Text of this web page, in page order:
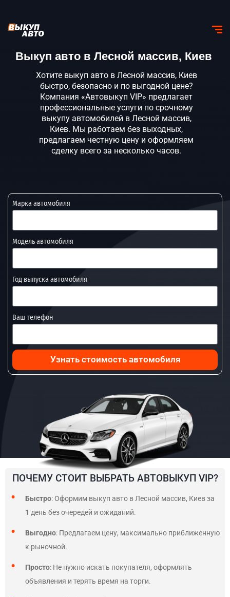
Выкуп авто в Лесной массив, Киев
Хотите выкуп авто в Лесной массив, Киев
быстро, безопасно и по выгодной цене?
Компания «Автовыкуп VIP» предлагает
профессиональные услуги по срочному
выкупу автомобилей в Лесной массив,
Киев. Мы работаем без выходных,
предлагаем честную цену и оформляем
сделку всего за несколько часов.
Марка автомобиля
Модель автомобиля
Год выпуска автомобиля
Ваш телефон
Узнать стоимость автомобиля
ПОЧЕМУ СТОИТ ВЫБРАТЬ АВТОВЫКУП VIP?
Быстро: Оформим выкуп авто в Лесной массив, Киев за
1 день без очередей и ожиданий.
Выгодно: Предлагаем цену, максимально приближенную
к рыночной.
Просто: Не нужно искать покупателя, оформлять
объявления и терять время на торги.